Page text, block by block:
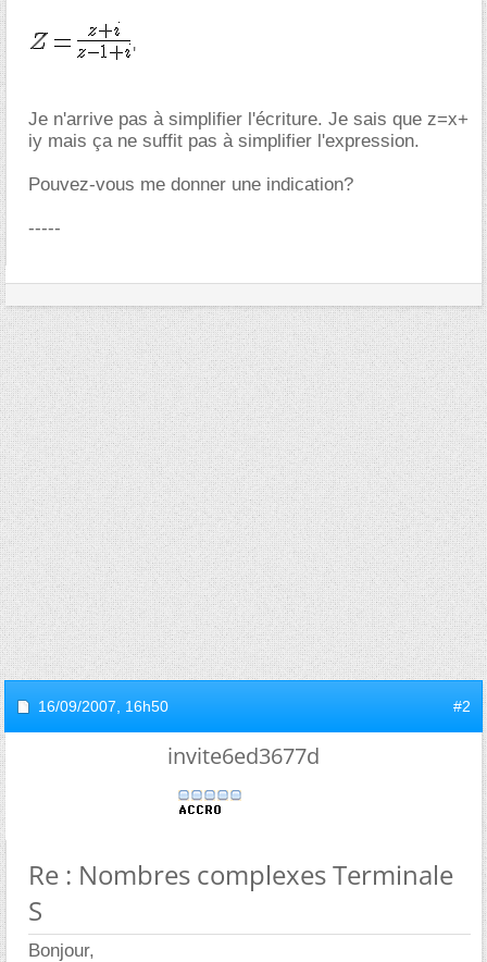
'
Je n'arrive pas à simplifier l'écriture. Je sais que z=x+
iy mais ça ne suffit pas à simplifier l'expression.
Pouvez-vous me donner une indication?
-----
16/09/2007, 16h50 #2
invite6ed3677d
Re : Nombres complexes Terminale
S
Bonjour,